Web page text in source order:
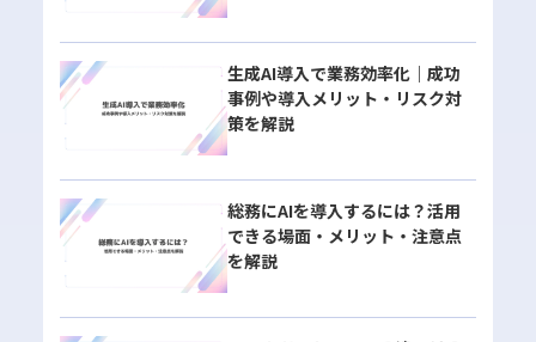
生成AI導入で業務効率化｜成功
事例や導入メリット・リスク対
策を解説
総務にAIを導入するには？活用
できる場面・メリット・注意点
を解説